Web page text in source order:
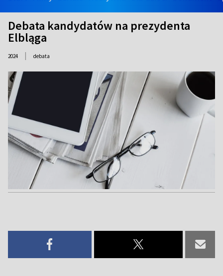
Debata kandydatów na prezydenta
Elbląga
2024 | debata